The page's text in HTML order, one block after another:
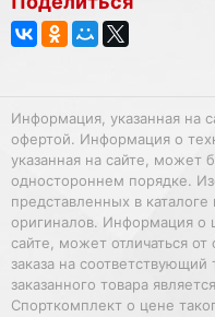
Информация, указанная на
офертой. Информация о
указанная на сайте, может
одностороннем порядке.
представленных в каталоге
оригиналов. Информация о
сайте, может отличаться
заказа на
заказанного товара
Спорткомплект о цене